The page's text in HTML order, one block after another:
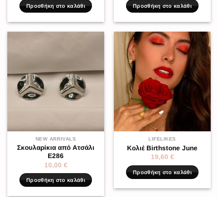
Προσθήκη στο καλάθι Προσθήκη στο καλάθι
NEW ARRIVALS
Σκουλαρίκια από Ατσάλι
Ε286
10,00 €
Προσθήκη στο καλάθι
LIFELIKES
Κολιέ Birthstone June
19,60 €
Προσθήκη στο καλάθι